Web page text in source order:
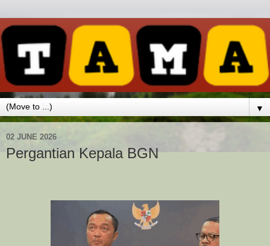
▼
02 JUNE 2026
Pergantian Kepala BGN